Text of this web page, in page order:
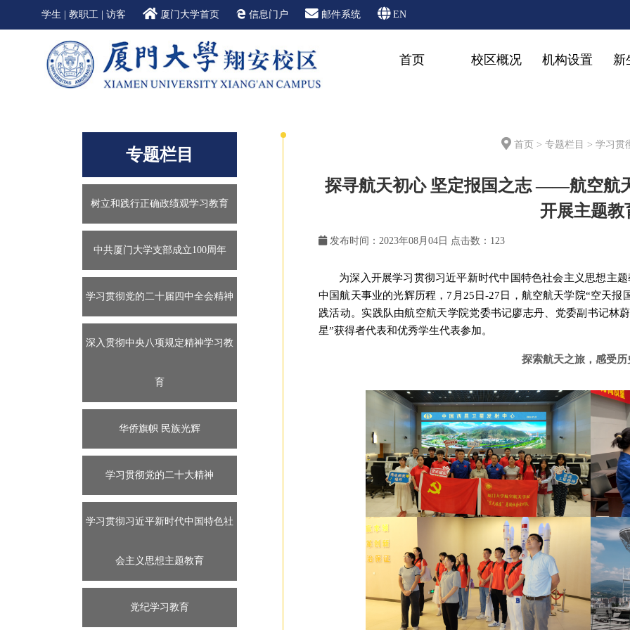
学生 教职工| 访客 厦门大学首页 信息门户 邮件系统 EN
首页 校区概况 机构设置 新
专题栏目
树立和践行正确政绩观学习教育
中共厦门大学支部成立100周年
学习贯彻党的二十届四中全会精神
深入贯彻中央八项规定精神学习教
育
华侨旗帜 民族光辉
学习贯彻党的二十大精神
学习贯彻习近平新时代中国特色社
会主义思想主题教育
党纪学习教育
首页 > 专题栏目 > 学习贯
探寻航天初心 坚定报国之志 ——航空航
开展主题教
发布时间：2023年08月04日 点击数： 123
为深入开展学习贯彻习近平新时代中国特色社会主义思想主
中国航天事业的光辉历程， 7 月 25 日-27 日，航空航天学院“空天报
践活动。实践队由航空航天学院党委书记廖志丹、党委副书记林
星”获得者代表和优秀学生代表参加。
探索航天之旅，感受历